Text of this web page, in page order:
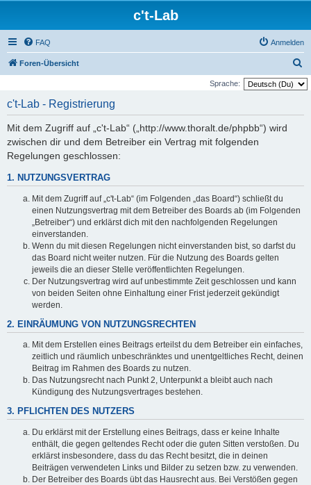
c't-Lab
FAQ Anmelden
Foren-Übersicht
u
Sprache:
c't-Lab - Registrierung
Mit dem Zugriff auf „c't-Lab“ („http://www.thoralt.de/phpbb“) wird
zwischen dir und dem Betreiber ein Vertrag mit folgenden
Regelungen geschlossen:
1. NUTZUNGSVERTRAG
Mit dem Zugriff auf „c't-Lab“ (im Folgenden „das Board“) schließt du
einen Nutzungsvertrag mit dem Betreiber des Boards ab (im Folgenden
„Betreiber“) und erklärst dich mit den nachfolgenden Regelungen
einverstanden.
Wenn du mit diesen Regelungen nicht einverstanden bist, so darfst du
das Board nicht weiter nutzen. Für die Nutzung des Boards gelten
jeweils die an dieser Stelle veröffentlichten Regelungen.
Der Nutzungsvertrag wird auf unbestimmte Zeit geschlossen und kann
von beiden Seiten ohne Einhaltung einer Frist jederzeit gekündigt
werden.
2. EINRÄUMUNG VON NUTZUNGSRECHTEN
Mit dem Erstellen eines Beitrags erteilst du dem Betreiber ein einfaches,
zeitlich und räumlich unbeschränktes und unentgeltliches Recht, deinen
Beitrag im Rahmen des Boards zu nutzen.
Das Nutzungsrecht nach Punkt 2, Unterpunkt a bleibt auch nach
Kündigung des Nutzungsvertrages bestehen.
3. PFLICHTEN DES NUTZERS
Du erklärst mit der Erstellung eines Beitrags, dass er keine Inhalte
enthält, die gegen geltendes Recht oder die guten Sitten verstoßen. Du
erklärst insbesondere, dass du das Recht besitzt, die in deinen
Beiträgen verwendeten Links und Bilder zu setzen bzw. zu verwenden.
Der Betreiber des Boards übt das Hausrecht aus. Bei Verstößen gegen